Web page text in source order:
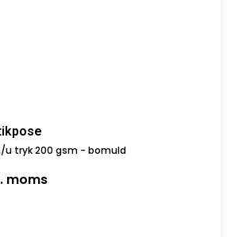
tryk 200 gsm - bomuld
moms